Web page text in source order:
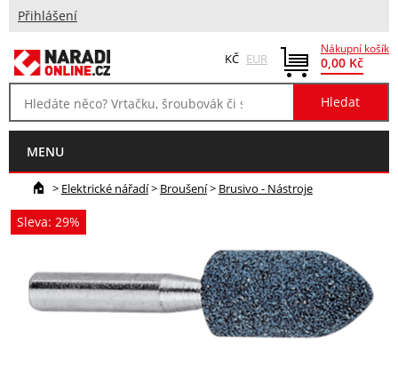
Přihlášení
Nákupní košík
0,00 Kč
KČ EUR
MENU
> Elektrické nářadí> Broušení> Brusivo - Nástroje
Sleva: 29%